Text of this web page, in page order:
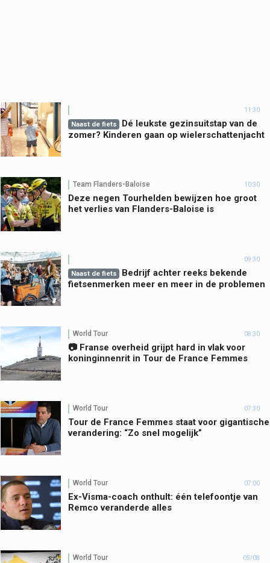
11:30
Naast de fiets
Dé leukste gezinsuitstap van de
zomer? Kinderen gaan op wielerschattenjacht
Team Flanders-Baloise 10:30
Deze negen Tourhelden bewijzen hoe groot
het verlies van Flanders-Baloise is
09:30
Naast de fiets
Bedrijf achter reeks bekende
fietsenmerken meer en meer in de problemen
World Tour 08:30
📷 Franse overheid grijpt hard in vlak voor
koninginnenrit in Tour de France Femmes
World Tour 07:30
Tour de France Femmes staat voor gigantische
verandering: “Zo snel mogelijk”
World Tour 07:00
Ex-Visma-coach onthult: één telefoontje van
Remco veranderde alles
World Tour 05/08